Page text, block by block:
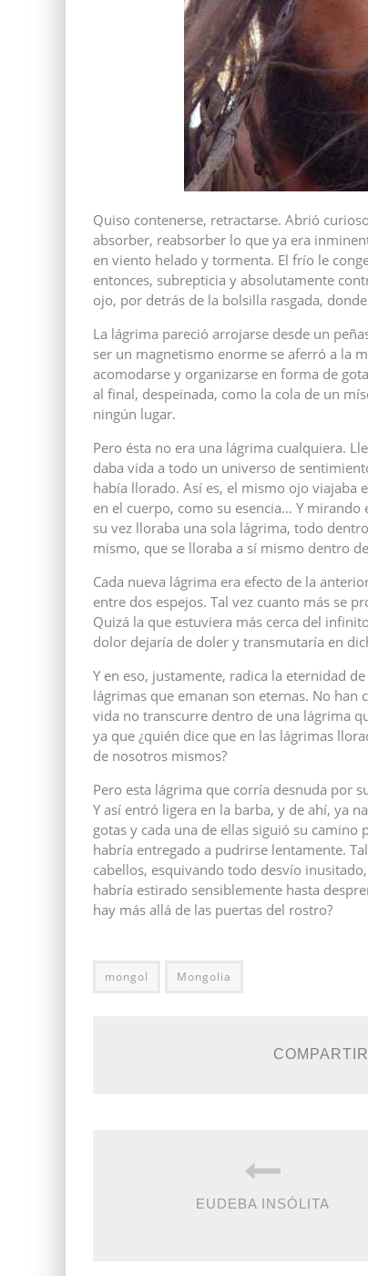
Quiso contenerse, retractarse. Abrió
absorber, reabsorber lo que ya era
en viento helado y tormenta. El frío le
entonces, subrepticia y absolutamente
ojo, por detrás de la bolsilla rasgada,
La lágrima pareció arrojarse desde un
ser un magnetismo enorme se aferró a la
acomodarse y organizarse en forma de
al final, despeinada, como la cola de un
ningún lugar.
Pero ésta no era una lágrima cualquiera.
daba vida a todo un universo de
había llorado. Así es, el mismo ojo viajaba
en el cuerpo, como su esencia… Y
su vez lloraba una sola lágrima, todo
mismo, que se lloraba a sí mismo dentro
Cada nueva lágrima era efecto de la
entre dos espejos. Tal vez cuanto más se
Quizá la que estuviera más cerca del
dolor dejaría de doler y transmutaría en
Y en eso, justamente, radica la eternidad
lágrimas que emanan son eternas. No han
vida no transcurre dentro de una lágrima
ya que ¿quién dice que en las lágrimas
de nosotros mismos?
Pero esta lágrima que corría desnuda por
Y así entró ligera en la barba, y de ahí, ya
gotas y cada una de ellas siguió su
habría entregado a pudrirse lentamente.
cabellos, esquivando todo desvío
habría estirado sensiblemente hasta
hay más allá de las puertas del rostro?
mongol Mongolia
EUDEBA INSÓLITA